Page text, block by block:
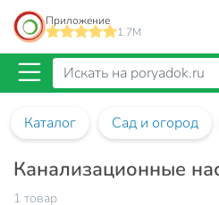
Приложение
1.7M
Каталог Сад и огород
Канализационные
1 товар